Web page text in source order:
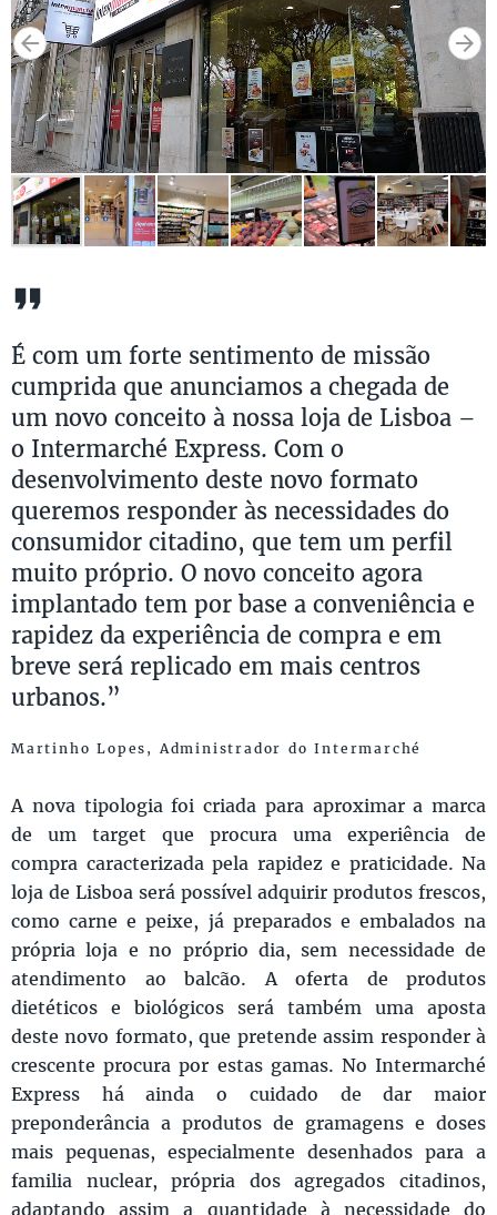
É com um forte sentimento de missão
cumprida que anunciamos a chegada de
um novo conceito à nossa loja de Lisboa –
o Intermarché Express. Com o
desenvolvimento deste novo formato
queremos responder às necessidades do
consumidor citadino, que tem um perfil
muito próprio. O novo conceito agora
implantado tem por base a conveniência e
rapidez da experiência de compra e em
breve será replicado em mais centros
urbanos.”
Martinho Lopes, Administrador do Intermarché
A nova tipologia foi criada para aproximar a marca
de um target que procura uma experiência de
compra caracterizada pela rapidez e praticidade. Na
loja de Lisboa será possível adquirir produtos frescos,
como carne e peixe, já preparados e embalados na
própria loja e no próprio dia, sem necessidade de
atendimento ao balcão. A oferta de produtos
dietéticos e biológicos será também uma aposta
deste novo formato, que pretende assim responder à
crescente procura por estas gamas. No Intermarché
Express há ainda o cuidado de dar maior
preponderância a produtos de gramagens e doses
mais pequenas, especialmente desenhados para a
familia nuclear, própria dos agregados citadinos,
adaptando assim a quantidade à necessidade do